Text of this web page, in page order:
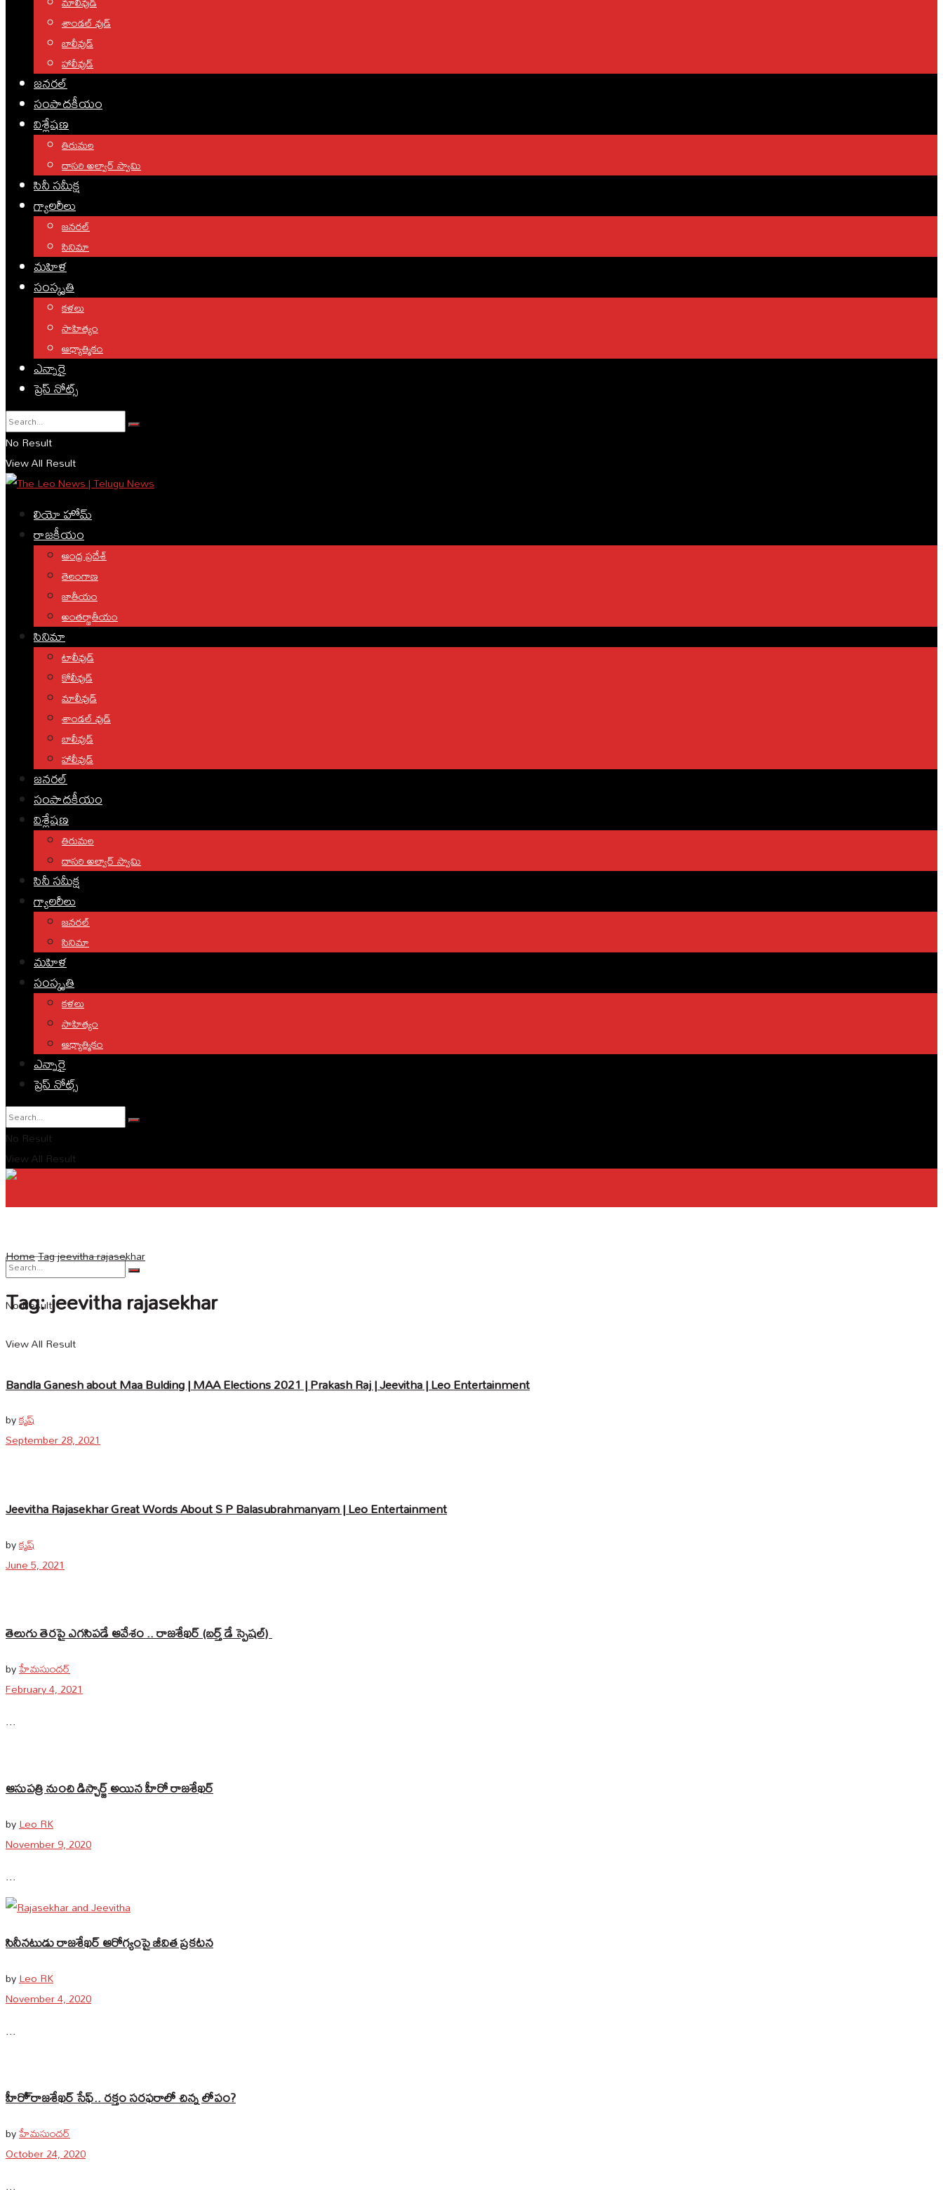
శాండల్ వుడ్
బాలీవుడ్
హాలీవుడ్
జనరల్
సంపాదకీయం
విశ్లేషణ
తిరుమల
దాసరి అల్వార్ స్వామి
సినీ సమీక్ష
గ్యాలరీలు
జనరల్
సినిమా
మహిళ
సంస్కృతి
కళలు
సాహిత్యం
ఆధ్యాత్మికం
ఎన్నారై
ప్రెస్ నోట్స్
No Result
View All Result
లియో హోమ్
రాజకీయం
ఆంధ్ర ప్రదేశ్
తెలంగాణ
జాతీయం
అంతర్జాతీయం
సినిమా
టాలీవుడ్
కోలీవుడ్
మాలీవుడ్
శాండల్ వుడ్
బాలీవుడ్
హాలీవుడ్
జనరల్
సంపాదకీయం
విశ్లేషణ
తిరుమల
దాసరి అల్వార్ స్వామి
సినీ సమీక్ష
గ్యాలరీలు
జనరల్
సినిమా
మహిళ
సంస్కృతి
కళలు
సాహిత్యం
ఆధ్యాత్మికం
ఎన్నారై
ప్రెస్ నోట్స్
No Result
View All Result
No Result
View All Result
HomeTagjeevitha rajasekhar
Tag:jeevitha rajasekhar
Bandla Ganesh about Maa Bulding | MAA Elections 2021 | Prakash Raj | Jeevitha | Leo Entertainment
byకృష్
September 28, 2021
Jeevitha Rajasekhar Great Words About S P Balasubrahmanyam | Leo Entertainment
byకృష్
June 5, 2021
తెలుగు తెరపై ఎగసిపడే ఆవేశం .. రాజశేఖర్ (బర్త్ డే స్పెషల్)
byహేమసుందర్
February 4, 2021
...
ఆసుపత్రి నుంచి డిస్చార్జ్ అయిన హీరో రాజశేఖర్
byLeo RK
November 9, 2020
...
సినీనటుడు రాజశేఖర్ ఆరోగ్యంపై జీవిత ప్రకటన
byLeo RK
November 4, 2020
...
హీరో్ రాజశేఖర్ సేఫ్.. రక్తం సరఫరాలో చిన్న లోపం?
byహేమసుందర్
October 24, 2020
...